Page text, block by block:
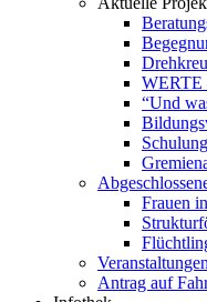
WERTE
“Und
Frauen
Veranstaltungen
Antrag auf